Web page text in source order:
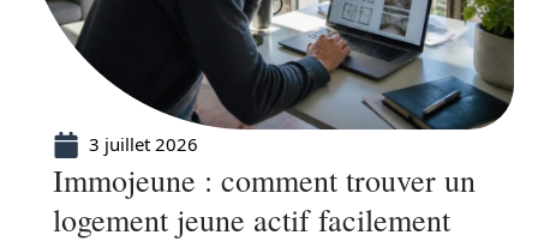
3 juillet 2026
Immojeune : comment trouver un
logement jeune actif facilement